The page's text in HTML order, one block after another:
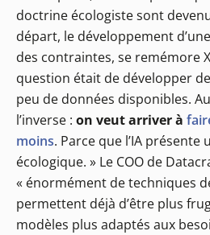
doctrine écologiste sont
départ, le développement
des contraintes, se remémore
question était de développer
peu de données disponibles.
l’inverse : on veut arriver à
moins. Parce que l’IA
écologique. » Le COO de
« énormément de techniques
permettent déjà d’être plus
modèles plus adaptés aux